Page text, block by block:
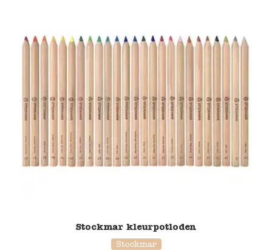
Stockmar kleurpotloden
Stockmar